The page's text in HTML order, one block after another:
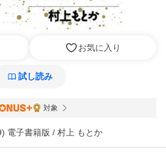
お気に入り
試し読み
対象
子書籍版 / 村上 もとか